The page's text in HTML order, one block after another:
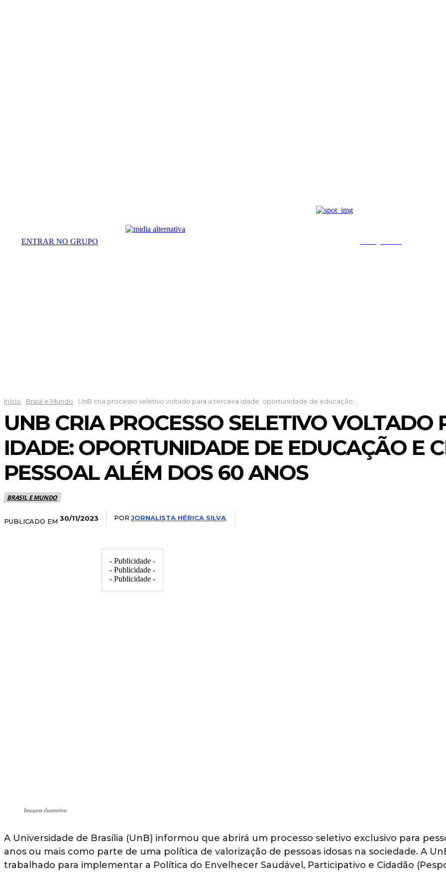
ENTRAR NO GRUPO
Início Brasil e Mundo UnB cria processo seletivo voltado para a terceira idade: oportunidade de educação...
UNB CRIA PROCESSO SELETIVO VOLTADO
IDADE: OPORTUNIDADE DE EDUCAÇÃO E
PESSOAL ALÉM DOS 60 ANOS
BRASIL E MUNDO
PUBLICADO EM 30/11/2023 POR JORNALISTA HÉRICA SILVA
Imagem ilustrativa
- Publicidade -
- Publicidade -
- Publicidade -
A Universidade de Brasília (UnB) informou que abrirá um processo seletivo exclusivo para
anos ou mais como parte de uma política de valorização de pessoas idosas na sociedade. A
trabalhado para implementar a Política do Envelhecer Saudável, Participativo e Cidadão